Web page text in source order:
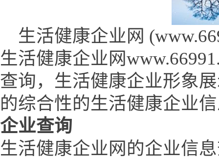
生活健康企业网
生活健康企业网
查询，生活健康企业形象
的综合性的生活健康企业
企业查询
生活健康企业网的企业信